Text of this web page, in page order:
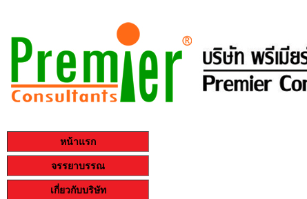
หน้าแรก
จรรยาบรรณ
เกี่ยวกับบริษัท